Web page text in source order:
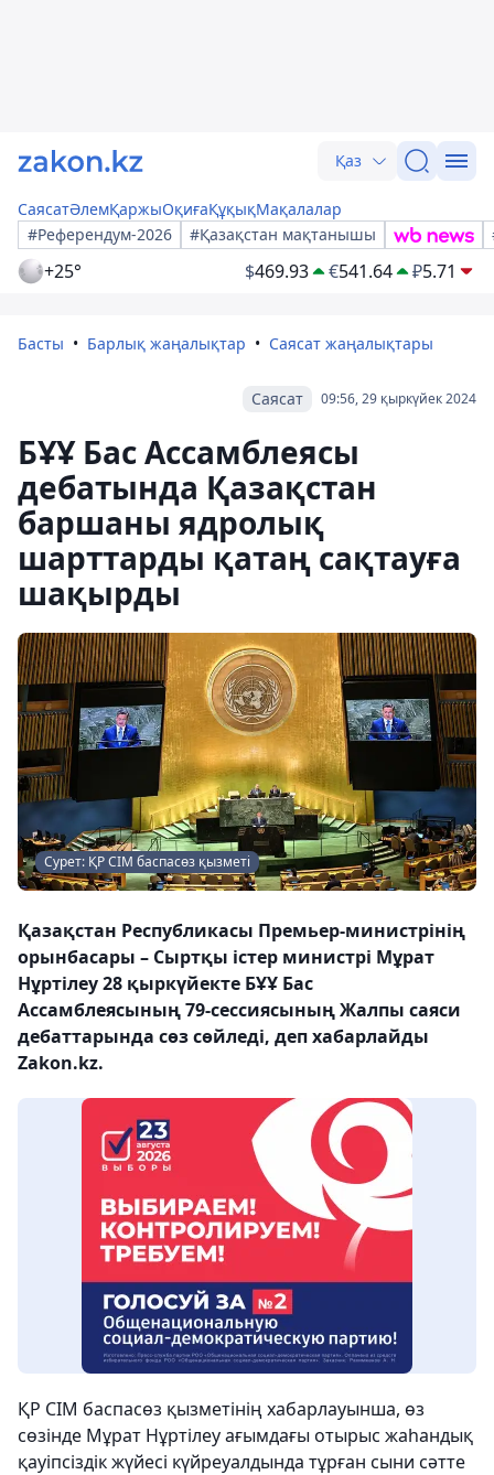
Қаз
СаясатӘлемҚаржыОқиғаҚұқықМақалалар
#Референдум-2026
#Қазақстан мақтанышы
+25° $469.93 €541.64 ₽5.71
Басты Барлық жаңалықтар Саясат жаңалықтары
09:56, 29 қыркүйек 2024
Саясат
БҰҰ Бас Ассамблеясы
дебатында Қазақстан
баршаны ядролық
шарттарды қатаң сақтауға
шақырды
Сурет: ҚР СІМ баспасөз қызметі
Қазақстан Республикасы Премьер-министрінің
орынбасары – Сыртқы істер министрі Мұрат
Нұртілеу 28 қыркүйекте БҰҰ Бас
Ассамблеясының 79-сессиясының Жалпы саяси
дебаттарында сөз сөйледі, деп хабарлайды
Zakon.kz.
ҚР СІМ баспасөз қызметінің хабарлауынша, өз
сөзінде Мұрат Нұртілеу ағымдағы отырыс жаһандық
қауіпсіздік жүйесі күйреуалдында тұрған сыни сәтте